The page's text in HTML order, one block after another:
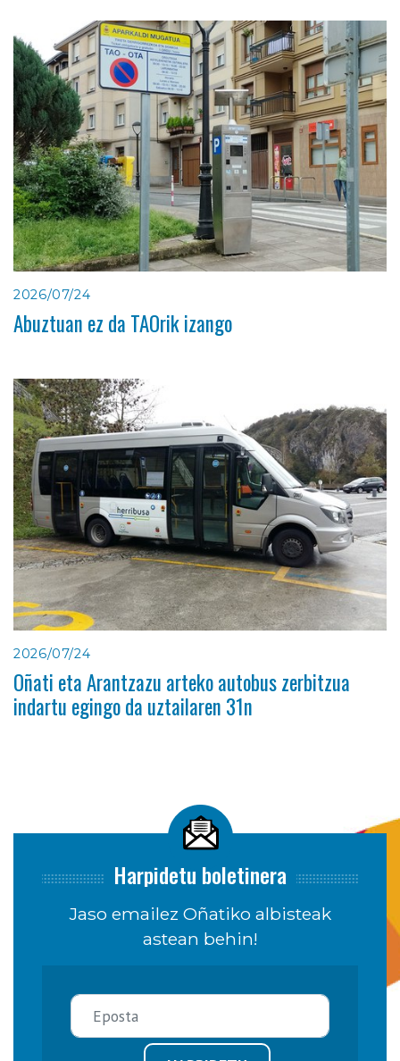
2026/07/24
Abuztuan ez da TAOrik izango
2026/07/24
Oñati eta Arantzazu arteko autobus zerbitzua
indartu egingo da uztailaren 31n
Harpidetu boletinera
Jaso emailez Oñatiko albisteak
astean behin!